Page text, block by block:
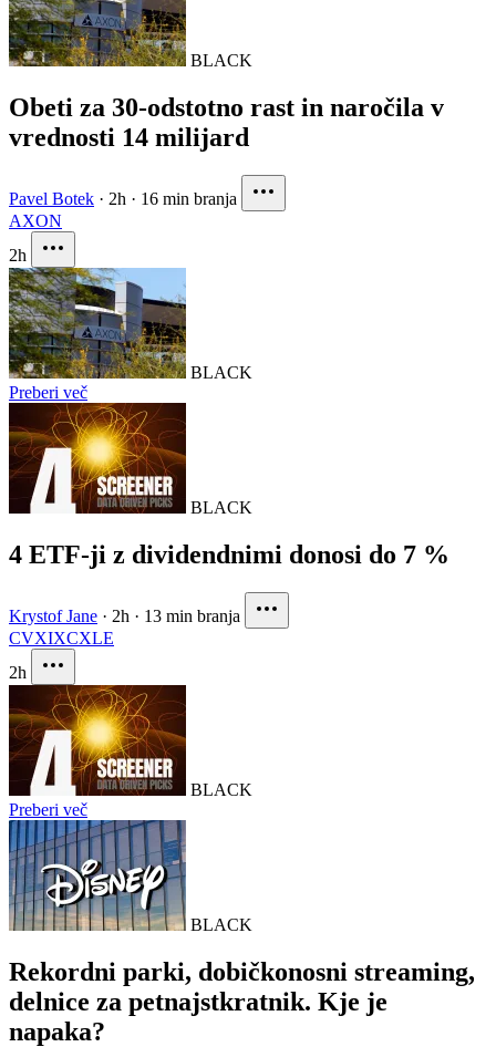
BLACK
Obeti za 30-odstotno rast in naročila v
vrednosti 14 milijard
Pavel Botek · 2h · 16 min branja
AXON
2h
BLACK
Preberi več
BLACK
4 ETF-ji z dividendnimi donosi do 7 %
Krystof Jane · 2h · 13 min branja
CVXIXCXLE
2h
BLACK
Preberi več
BLACK
Rekordni parki, dobičkonosni streaming,
delnice za petnajstkratnik. Kje je
napaka?